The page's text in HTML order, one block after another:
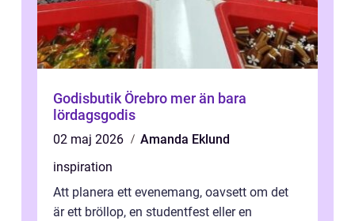
Godisbutik Örebro mer än bara
lördagsgodis
02 maj 2026
Amanda Eklund
inspiration
Att planera ett evenemang, oavsett om det
är ett bröllop, en studentfest eller en